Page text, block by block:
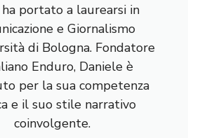
portato a laurearsi in
e Giornalismo
di Bologna. Fondatore
Enduro, Daniele è
per la sua competenza
e il suo stile narrativo
coinvolgente.